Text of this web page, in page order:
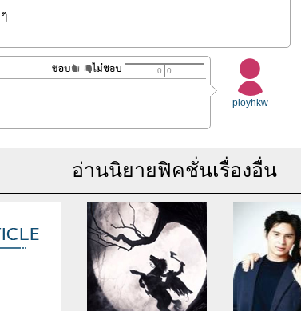
ployhkw
0 0
อ่านนิยายฟิคชั่นเรื่องอื่น